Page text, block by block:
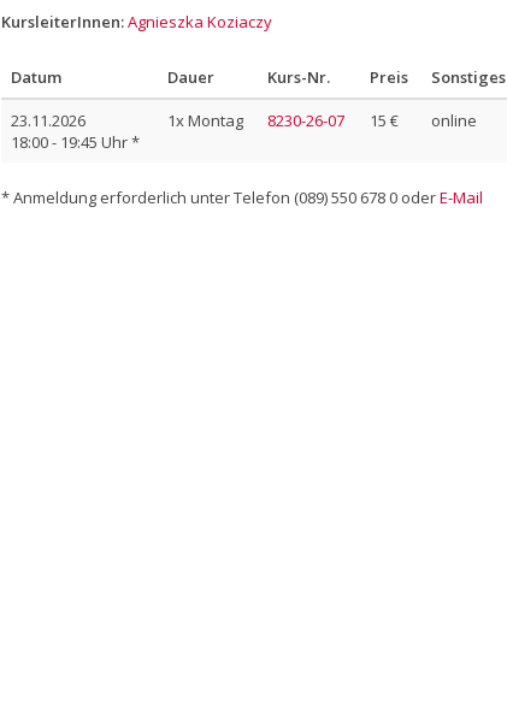
KursleiterInnen:Agnieszka Koziaczy
Datum Dauer Kurs-Nr. Preis
Sonstiges
23.11.2026
18:00 - 19:45 Uhr *
1x Montag 8230-26-07 15 € online
* Anmeldung erforderlich unter Telefon (089) 550 678 0 oderE-Mail